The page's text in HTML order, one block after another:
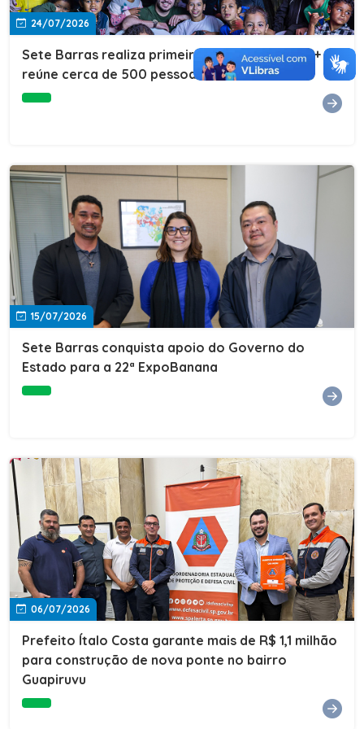
24/07/2026
Sete Barras realiza primeira edição do Cuidar+ e
reúne cerca de 500 pessoas na Vila São João
15/07/2026
Sete Barras conquista apoio do Governo do
Estado para a 22ª ExpoBanana
06/07/2026
Prefeito Ítalo Costa garante mais de R$ 1,1 milhão
para construção de nova ponte no bairro
Guapiruvu